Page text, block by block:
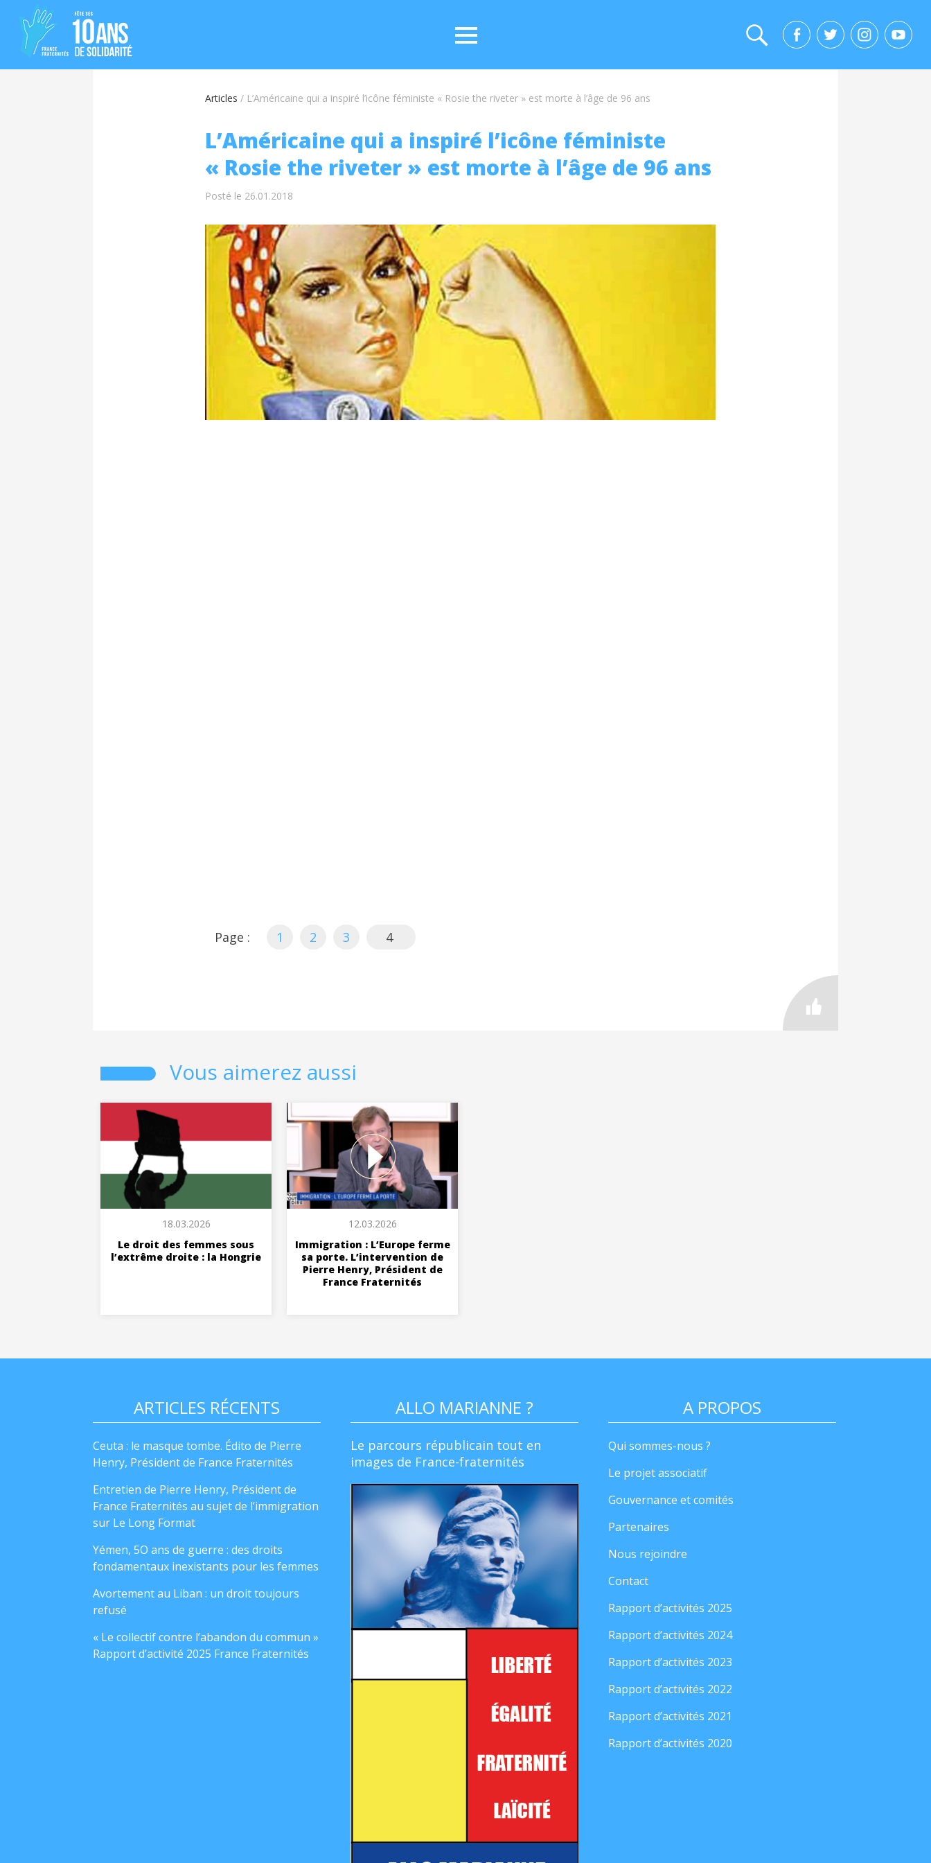
Articles / L’Américaine qui a inspiré l’icône féministe « Rosie the riveter » est morte à l’âge de 96 ans
L’Américaine qui a inspiré l’icône féministe
« Rosie the riveter » est morte à l’âge de 96 ans
Posté le 26.01.2018
Page : 1 2 3 4
Vous aimerez aussi
18.03.2026
Le droit des femmes sous
l’extrême droite : la Hongrie
12.03.2026
Immigration : L’Europe ferme
sa porte. L’intervention de
Pierre Henry, Président de
France Fraternités
ARTICLES RÉCENTS
Ceuta : le masque tombe. Édito de Pierre
Henry, Président de France Fraternités
Entretien de Pierre Henry, Président de
France Fraternités au sujet de l’immigration
sur Le Long Format
Yémen, 5O ans de guerre : des droits
fondamentaux inexistants pour les femmes
Avortement au Liban : un droit toujours
refusé
« Le collectif contre l’abandon du commun »
Rapport d’activité 2025 France Fraternités
ALLO MARIANNE ?
Le parcours républicain tout en
images de France-fraternités
A PROPOS
Qui sommes-nous ?
Le projet associatif
Gouvernance et comités
Partenaires
Nous rejoindre
Contact
Rapport d’activités 2025
Rapport d’activités 2024
Rapport d’activités 2023
Rapport d’activités 2022
Rapport d’activités 2021
Rapport d’activités 2020